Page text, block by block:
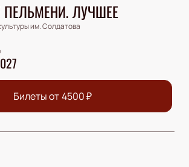
ПЕЛЬМЕНИ. ЛУЧШЕЕ
им. Солдатова
Билеты от4500₽